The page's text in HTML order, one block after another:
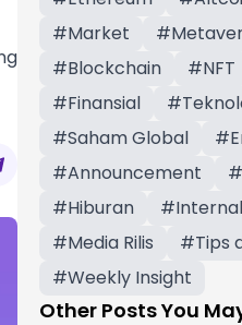
#Market #
#Blockchain #NFT
#Finansial #
#Saham Global #
#Announcement #
#Hiburan #Internal
#Media Rilis #Tips
#Weekly Insight
Other Posts You